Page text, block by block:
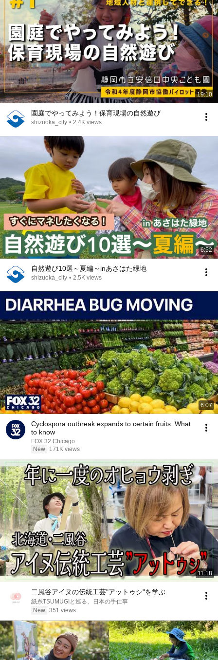
19:10
園庭でやってみよう！保育現場の自然遊び
shizuoka_city • 2.4K views
6:52
自然遊び10選～夏編～inあさはた緑地
shizuoka_city • 2.5K views
6:07
Cyclospora outbreak expands to certain fruits: What
to know
FOX 32 Chicago
New
171K views
11:18
二風谷アイヌの伝統工芸"アットゥシ"を学ぶ
紙糸TSUMUGIと巡る、日本の手仕事
New 351 views